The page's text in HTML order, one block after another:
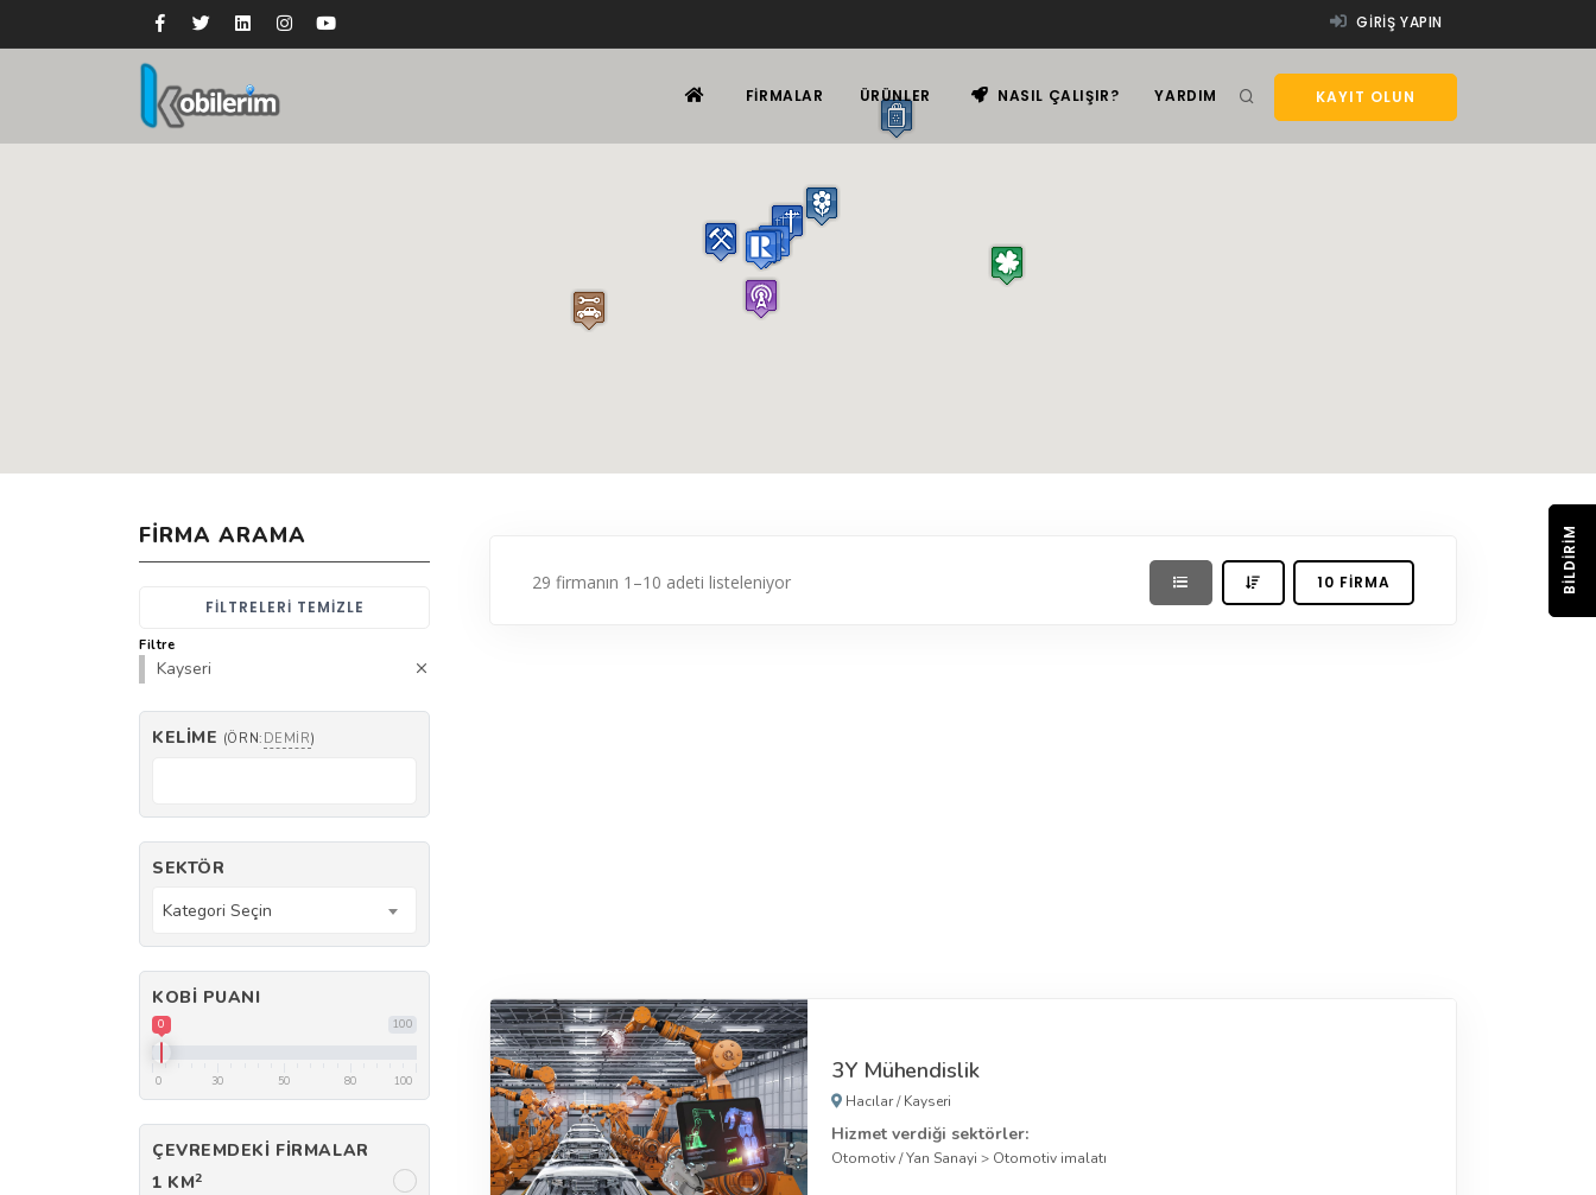
GIRIŞ YAPIN
KAYIT OLUN
FIRMALAR ÜRÜNLER NASIL ÇALIŞIR? YARDIM
29 firmanın 1–10 adeti listeleniyor 10 FIRMA
3Y Mühendislik
Hacılar/Kayseri
Hizmet verdiği sektörler:
Otomotiv / Yan Sanayi > Otomotiv imalatı
FIRMA ARAMA
FILTRELERI TEMIZLE
Filtre
Kayseri
KELIME (ÖRN: DEMIR)
SEKTÖR
Kategori Seçin
KOBI PUANI
100
0
0 30 50 80 100
ÇEVREMDEKI FIRMALAR
1 KM2
BILDIRIM